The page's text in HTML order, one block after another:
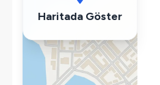
Buzdolabı
Klima
Wifi / İnternet
Haritada Göster